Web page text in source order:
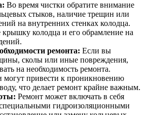
Во время чистки обратите внимание
стыков, наличие трещин или
на внутренних стенках колодца.
крышку колодца и его обрамление на
ремонта: Если вы
сколы или иные повреждения,
на необходимость ремонта.
привести к проникновению
что делает ремонт крайне важным.
Ремонт может включать в себя
гидроизоляционными